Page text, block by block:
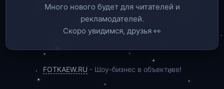
Много нового будет для читателей и
рекламодателей.
Скоро увидимся, друзья 👀
FOTKAEW.RU - Шоу-бизнес в объективе!